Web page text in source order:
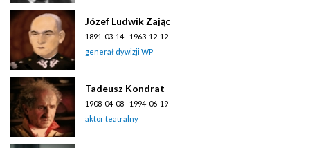
Józef Ludwik Zając
1891-03-14 - 1963-12-12
generał dywizji WP
Tadeusz Kondrat
1908-04-08 - 1994-06-19
aktor teatralny